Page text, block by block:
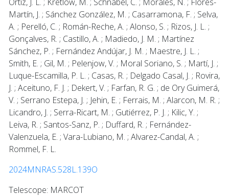
Martín, J. ; Sánchez González, M. ; Casarramona, F. ; Selva,
A. ; Perelló, C. ; Román-Reche, A. ; Alonso, S. ; Rizos, J. L. ;
Gonçalves, R. ; Castillo, A. ; Madiedo, J. M. ; Martínez
Sánchez, P. ; Fernández Andújar, J. M. ; Maestre, J. L. ;
Smith, E. ; Gil, M. ; Pelenjow, V. ; Moral Soriano, S. ; Martí, J. ;
Luque-Escamilla, P. L. ; Casas, R. ; Delgado Casal, J. ; Rovira,
J. ; Aceituno, F. J. ; Dekert, V. ; Farfan, R. G. ; de Ory Guimerá,
V. ; Serrano Estepa, J. ; Jehin, E. ; Ferrais, M. ; Alarcon, M. R. ;
Licandro, J. ; Serra-Ricart, M. ; Gutiérrez, P. J. ; Kilic, Y. ;
Leiva, R. ; Santos-Sanz, P. ; Duffard, R. ; Fernández-
Valenzuela, E. ; Vara-Lubiano, M. ; Alvarez-Candal, A. ;
Rommel, F. L.
2024MNRAS.528L.139O
Telescope: MARCOT